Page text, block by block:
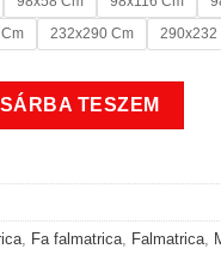
232x290 Cm 290x232
2 mennyiség
TESZEM
, Fa falmatrica, Falmatrica,